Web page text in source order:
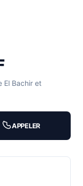
El Bachir et
APPELER